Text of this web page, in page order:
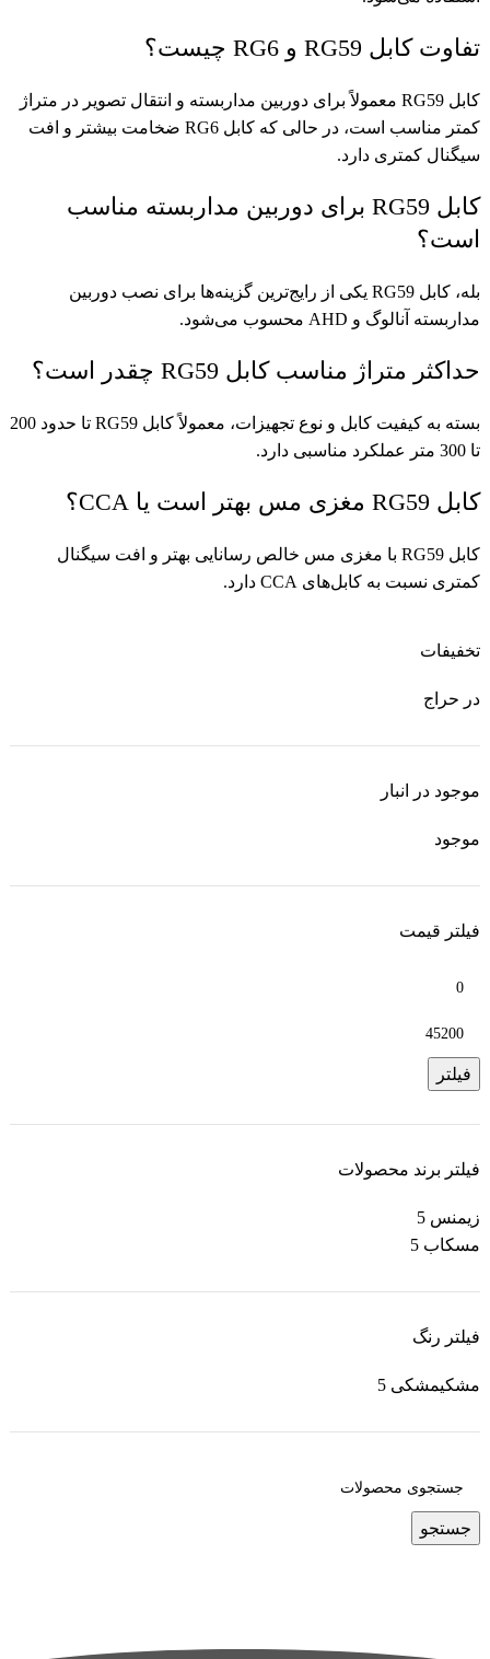
تخفیفات
در حراج
موجود در انبار
موجود
فیلتر قیمت
فیلتر
فیلتر برند محصولات
زیمنس 5
مسکاب 5
فیلتر رنگ
مشکیمشکی 5
جستجو
تفاوت کابل RG59 و RG6 چیست؟
کابل RG59 معمولاً برای دوربین مداربسته و انتقال تصویر در متراژ
کمتر مناسب است، در حالی که کابل RG6 ضخامت بیشتر و افت
سیگنال کمتری دارد.
کابل RG59 برای دوربین مداربسته مناسب
است؟
بله، کابل RG59 یکی از رایج‌ترین گزینه‌ها برای نصب دوربین
مداربسته آنالوگ و AHD محسوب می‌شود.
حداکثر متراژ مناسب کابل RG59 چقدر است؟
بسته به کیفیت کابل و نوع تجهیزات، معمولاً کابل RG59 تا حدود 200
تا 300 متر عملکرد مناسبی دارد.
کابل RG59 مغزی مس بهتر است یا CCA؟
کابل RG59 با مغزی مس خالص رسانایی بهتر و افت سیگنال
کمتری نسبت به کابل‌های CCA دارد.